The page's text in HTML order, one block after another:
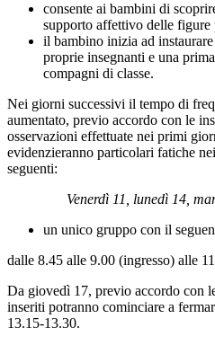
consente ai bambini di
supporto affettivo delle figure
il bambino inizia ad
proprie insegnanti e una prima
compagni di classe.
Nei giorni successivi il tempo di
aumentato, previo accordo con le
osservazioni effettuate nei primi
evidenzieranno particolari fatiche
seguenti:
Venerdì 11, lunedì 14,
un unico gruppo con il
dalle 8.45 alle 9.00 (ingresso) alle
Da giovedì 17, previo accordo con
inseriti potranno cominciare a
13.15-13.30.